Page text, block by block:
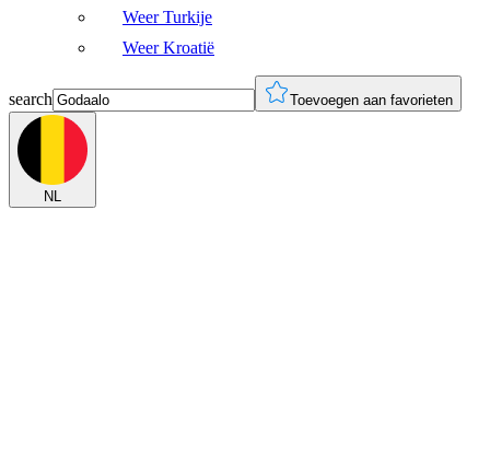
Weer Turkije
Weer Kroatië
search Toevoegen aan favorieten
NL